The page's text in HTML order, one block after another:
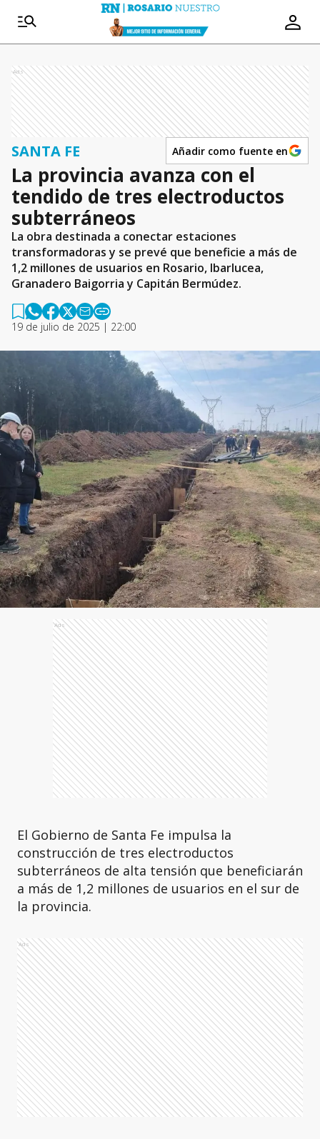
Ads
SANTA FE Añadir como fuente en
La provincia avanza con el
tendido de tres electroductos
subterráneos
La obra destinada a conectar estaciones
transformadoras y se prevé que beneficie a más de
1,2 millones de usuarios en Rosario, Ibarlucea,
Granadero Baigorria y Capitán Bermúdez.
19 de julio de 2025 | 22:00
Ads
El Gobierno de Santa Fe impulsa la
construcción de tres electroductos
subterráneos de alta tensión que beneficiarán
a más de 1,2 millones de usuarios en el sur de
la provincia.
Ads